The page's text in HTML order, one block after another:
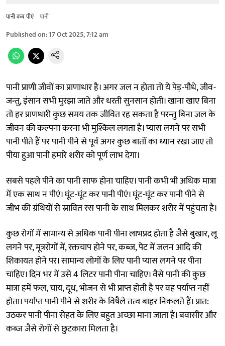
पानी कब पीएं पानी
Published on:17 Oct 2025, 7:12 am
पानी प्राणी जीवों का प्राणाधार है। अगर जल न होता तो ये पेड़-पौधे, जीव-
जन्तु, इंसान सभी मुरझा जाते और धरती सुनसान होती। खाना खाए बिना
तो हर प्राणधारी कुछ समय तक जीवित रह सकता है परन्तु बिना जल के
जीवन की कल्पना करना भी मुश्किल लगता है। प्यास लगने पर सभी
पानी पीते हैं पर पानी पीने से पूर्व अगर कुछ बातों का ध्यान रखा जाए तो
पीया हुआ पानी हमारे शरीर को पूर्ण लाभ देगा।
सबसे पहले पीने का पानी साफ होना चाहिए। पानी कभी भी अधिक मात्रा
में एक साथ न पीएं। घूंट-घूंट कर पानी पीएं। घूंट-घूंट कर पानी पीने से
जीभ की ग्रंथियों से स्रावित रस पानी के साथ मिलकर शरीर में पहुंचता है।
कुछ रोगों में सामान्य से अधिक पानी पीना लाभप्रद होता है जैसे बुखार, लू
लगने पर, मूत्ररोगों में, रक्तचाप होने पर, कब्ज, पेट में जलन आदि की
शिकायत होने पर। सामान्य लोगों के लिए पानी प्यास लगने पर पीना
चाहिए। दिन भर में उसे 4 लिटर पानी पीना चाहिए। वैसे पानी की कुछ
मात्रा हमें फल, चाय, दूध, भोजन से भी प्राप्त होती है पर वह पर्याप्त नहीं
होता। पर्याप्त पानी पीने से शरीर के विषैले तत्व बाहर निकलते हैं। प्रात:
उठकर पानी पीना सेहत के लिए बहुत अच्छा माना जाता है। बवासीर और
कब्ज जैसे रोगों से छुटकारा मिलता है।